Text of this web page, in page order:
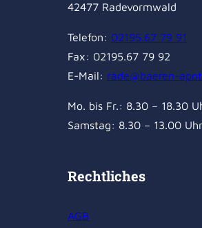
42477 Radevormwald
Telefon: 02195.67 79 91
Fax: 02195.67 79 92
E-Mail: rade@baeren-
Mo. bis Fr.: 8.30 – 18.30
Samstag: 8.30 – 13.00 Uhr
Rechtliches
AGB